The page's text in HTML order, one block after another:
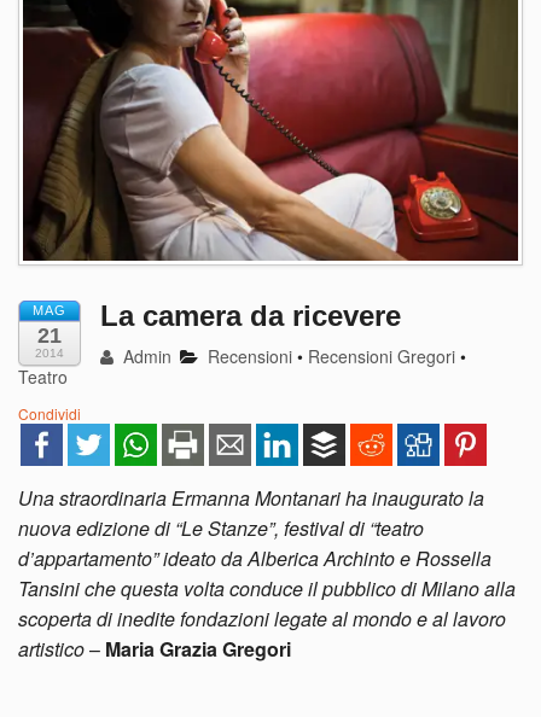
MAG
21
2014
La camera da ricevere
Admin Recensioni • Recensioni Gregori •
Teatro
Condividi
Una straordinaria Ermanna Montanari ha inaugurato la
nuova edizione di “Le Stanze”, festival di “teatro
d’appartamento” ideato da Alberica Archinto e Rossella
Tansini che questa volta conduce il pubblico di Milano alla
scoperta di inedite fondazioni legate al mondo e al lavoro
artistico– Maria Grazia Gregori